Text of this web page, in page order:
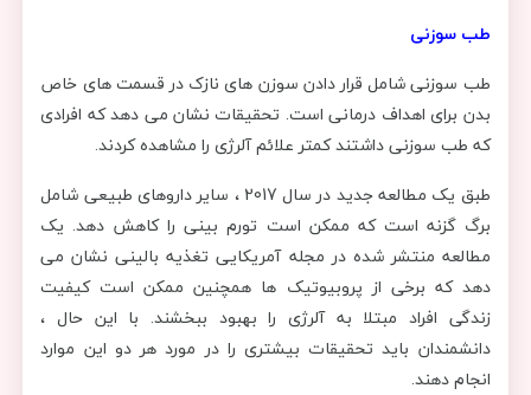
طب سوزنی
طب سوزنی شامل قرار دادن سوزن های نازک در قسمت های خاص
بدن برای اهداف درمانی است. تحقیقات نشان می دهد که افرادی
که طب سوزنی داشتند کمتر علائم آلرژی را مشاهده کردند.
طبق یک مطالعه جدید در سال 2017 ، سایر داروهای طبیعی شامل
برگ گزنه است که ممکن است تورم بینی را کاهش دهد. یک
مطالعه منتشر شده در مجله آمریکایی تغذیه بالینی نشان می
دهد که برخی از پروبیوتیک ها همچنین ممکن است کیفیت
زندگی افراد مبتلا به آلرژی را بهبود ببخشند. با این حال ،
دانشمندان باید تحقیقات بیشتری را در مورد هر دو این موارد
انجام دهند.